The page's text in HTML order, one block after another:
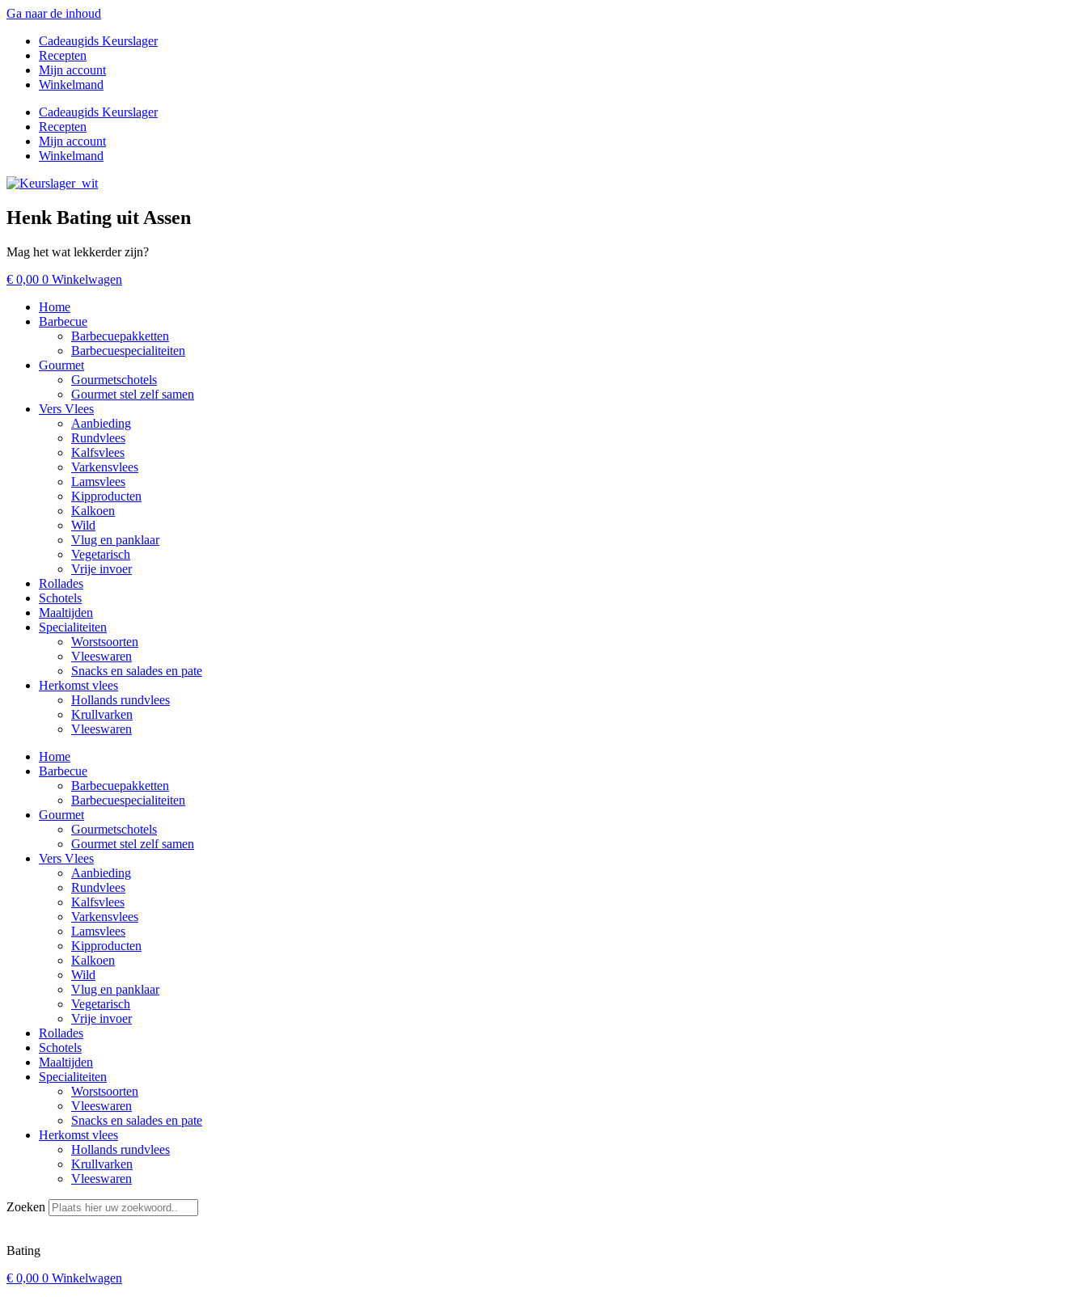
Ga naar de inhoud
Cadeaugids Keurslager
Recepten
Mijn account
Winkelmand
Cadeaugids Keurslager
Recepten
Mijn account
Winkelmand
Henk Bating uit Assen
Mag het wat lekkerder zijn?
€ 0,00 0 Winkelwagen
Home
Barbecue
Barbecuepakketten
Barbecuespecialiteiten
Gourmet
Gourmetschotels
Gourmet stel zelf samen
Vers Vlees
Aanbieding
Rundvlees
Kalfsvlees
Varkensvlees
Lamsvlees
Kipproducten
Kalkoen
Wild
Vlug en panklaar
Vegetarisch
Vrije invoer
Rollades
Schotels
Maaltijden
Specialiteiten
Worstsoorten
Vleeswaren
Snacks en salades en pate
Herkomst vlees
Hollands rundvlees
Krullvarken
Vleeswaren
Home
Barbecue
Barbecuepakketten
Barbecuespecialiteiten
Gourmet
Gourmetschotels
Gourmet stel zelf samen
Vers Vlees
Aanbieding
Rundvlees
Kalfsvlees
Varkensvlees
Lamsvlees
Kipproducten
Kalkoen
Wild
Vlug en panklaar
Vegetarisch
Vrije invoer
Rollades
Schotels
Maaltijden
Specialiteiten
Worstsoorten
Vleeswaren
Snacks en salades en pate
Herkomst vlees
Hollands rundvlees
Krullvarken
Vleeswaren
Zoeken
Bating
€ 0,00 0 Winkelwagen